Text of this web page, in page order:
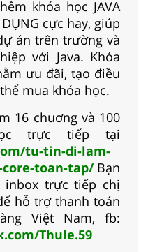
khóa học JAVA
DỤNG cực hay, giúp
án trên trường và
với Java. Khóa
ưu đãi, tạo điều
mua khóa học.
16 chuơng và 100
trực tiếp tại
tu-tin-di-lam-
toan-tap/Bạn
inbox trực tiếp chị
hỗ trợ thanh toán
Việt Nam, fb:
Thule.59